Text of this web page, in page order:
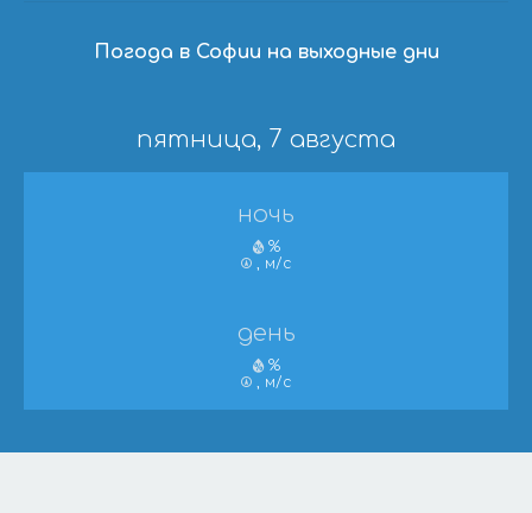
Погода в Софии на выходные дни
пятница, 7 августа
ночь
%
, м/с
день
%
, м/с